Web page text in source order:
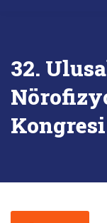
32.
Kongresi